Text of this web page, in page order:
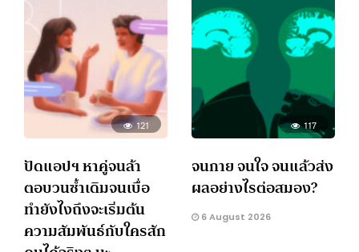
121
ปัดแอปฯ หาคู่จนล้า
ตอบวนซ้ำเดิมจนเบื่อ
ทำยังไงถึงจะเริ่มต้น
ความสัมพันธ์กับใครสัก
117
จนกาย จนใจ จนแล้วส่ง
ผลอย่างไรต่อสมอง?
6 August 2026